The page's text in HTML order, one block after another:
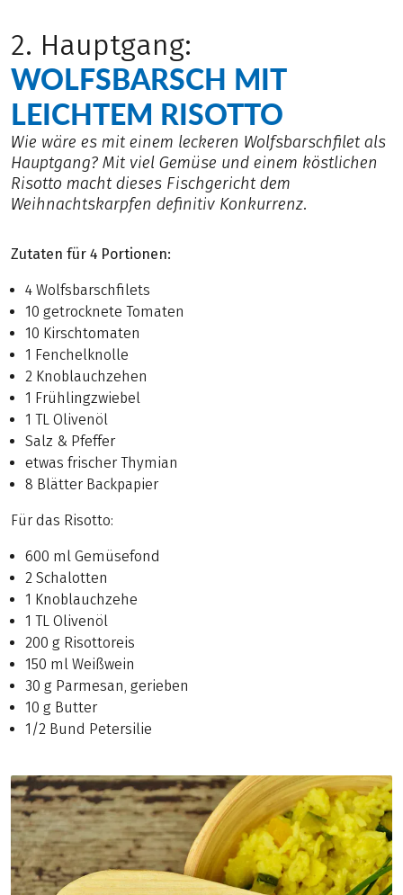
2. Hauptgang:
WOLFSBARSCH MIT
LEICHTEM RISOTTO
Wie wäre es mit einem leckeren Wolfsbarschfilet als
Hauptgang? Mit viel Gemüse und einem köstlichen
Risotto macht dieses Fischgericht dem
Weihnachtskarpfen definitiv Konkurrenz.
Zutaten für 4 Portionen:
4 Wolfsbarschfilets
10 getrocknete Tomaten
10 Kirschtomaten
1 Fenchelknolle
2 Knoblauchzehen
1 Frühlingzwiebel
1 TL Olivenöl
Salz & Pfeffer
etwas frischer Thymian
8 Blätter Backpapier
Für das Risotto:
600 ml Gemüsefond
2 Schalotten
1 Knoblauchzehe
1 TL Olivenöl
200 g Risottoreis
150 ml Weißwein
30 g Parmesan, gerieben
10 g Butter
1/2 Bund Petersilie